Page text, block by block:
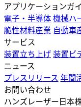
アプリケーションガ
電子・半導体 機械ハ
脆性材料産業 自動車
サービス
装置立ち上げ 装置ビ
ニュース
プレスリリース 年間
お問い合わせ
ハンズレーザー日本